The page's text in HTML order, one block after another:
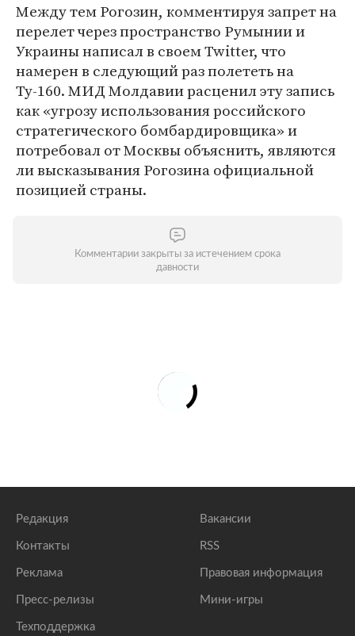
Между тем Рогозин, комментируя запрет на
перелет через пространство Румынии и
Украины написал в своем Twitter, что
намерен в следующий раз полететь на
Ту-160. МИД Молдавии расценил эту запись
как «угрозу использования российского
стратегического бомбардировщика» и
потребовал от Москвы объяснить, являются
ли высказывания Рогозина официальной
позицией страны.
Комментарии закрыты за истечением срока
давности
Редакция
Контакты
Реклама
Пресс-релизы
Техподдержка
Вакансии
RSS
Правовая информация
Мини-игры